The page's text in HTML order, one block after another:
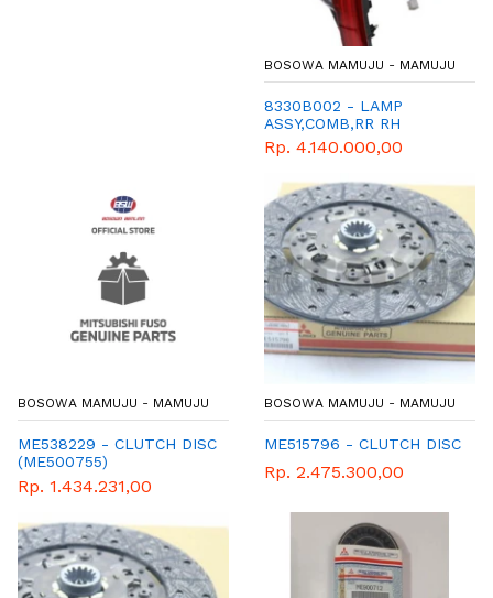
BOSOWA MAMUJU - MAMUJU
8330B002 - LAMP
ASSY,COMB,RR RH
Rp. 4.140.000,00
BOSOWA MAMUJU - MAMUJU
ME538229 - CLUTCH DISC
(ME500755)
Rp. 1.434.231,00
BOSOWA MAMUJU - MAMUJU
ME515796 - CLUTCH DISC
Rp. 2.475.300,00